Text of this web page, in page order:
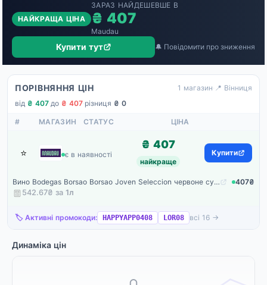
НАЙКРАЩА ЦІНА
ЗАРАЗ НАЙДЕШЕВШЕ В
₴ 407
Maudau
Купити тут 🔔 Повідомити про зниження
ПОРІВНЯННЯ ЦІН 1 магазин· 📍 Вінниця
від ₴ 407·до ₴ 407·різниця ₴ 0
# МАГАЗИН СТАТУС ЦІНА
⭐ Maudau
є в наявності
₴ 407
найкраще
Купити
Вино Bodegas Borsao Borsao Joven Seleccion червоне сухе 0.75 л
407₴
542.67₴ за 1л
🏷️ Активні промокоди: HAPPYAPP0408 LOR08 всі 16 →
Динаміка цін